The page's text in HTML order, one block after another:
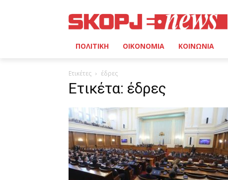
ΠΟΛΙΤΙΚΗ ΟΙΚΟΝΟΜΙΑ ΚΟΙΝΩΝΙΑ
Ετικέτες έδρες
Ετικέτα: έδρες